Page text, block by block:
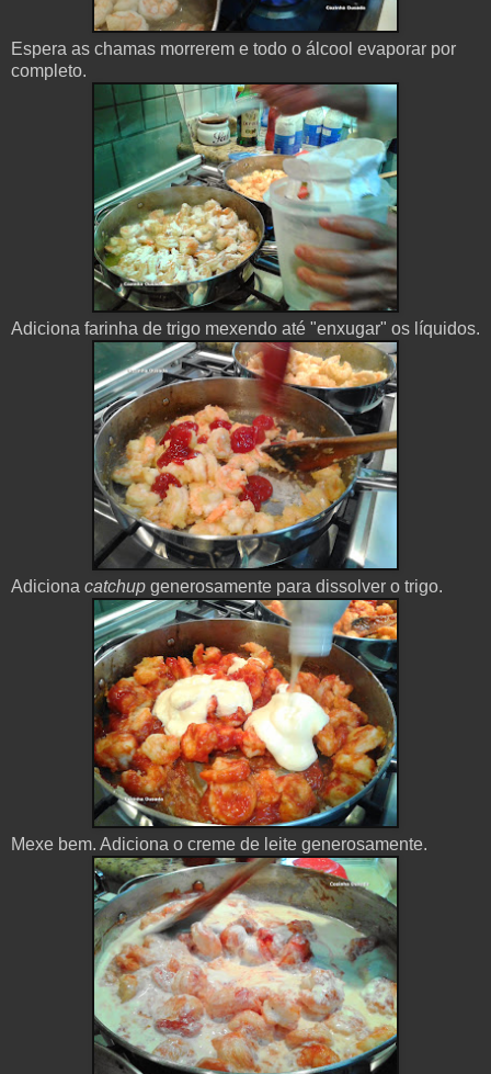
Espera as chamas morrerem e todo o álcool evaporar por
completo.
Adiciona farinha de trigo mexendo até "enxugar" os líquidos.
Adiciona catchup generosamente para dissolver o trigo.
Mexe bem. Adiciona o creme de leite generosamente.